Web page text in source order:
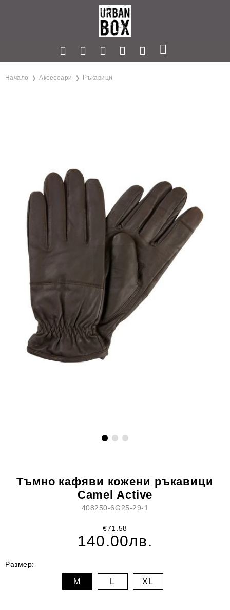
Начало Аксесоари Ръкавици
Тъмно кафяви кожени ръкавици
Camel Active
408250-6G25-29-1
€71.58
140.00лв.
Размер:
M L XL